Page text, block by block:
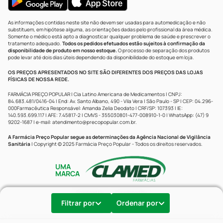
Filtrar por Ordenar por
As informações contidas neste site não devem ser usadas para automedicação e não
substituem, em hipótese alguma, as orientações dadas pelo profissional da área médica.
Somente o médico está apto a diagnosticar qualquer problema de saúde e prescrever o
tratamento adequado. Todos os pedidos efetuados estão sujeitos à confirmação da
disponibilidade de produto em nosso estoque.O processo de separação dos produtos
pode levar até dois dias úteis dependendo da disponibilidade do estoque em loja.
OS PREÇOS APRESENTADOS NO SITE SÃO DIFERENTES DOS PREÇOS DAS LOJAS
FÍSICAS DE NOSSA REDE.
FARMÁCIA PREÇO POPULAR | Cia Latino Americana de Medicamentos | CNPJ:
84.683.481/0416-04 | End: Av. Santo Albano, 490 - Vila Vera | São Paulo - SP | CEP: 04.296-
000Farmacêutica Responsável: Amanda Zelia Deodato | CRF/SP: 107393 | IE:
140.593.699.117 | AFE: 7.45817-2 | CMVS - 355030801-477-008910-1-0 | WhatsApp: (47) 9
9202-1687 | e-mail: atendimento@precopopular.com.br.
A Farmácia Preço Popular segue as determinações da Agência Nacional de Vigilância
Sanitária | Copyright © 2025 Farmácia Preço Popular - Todos os direitos reservados.
UMA
MARCA
Powered by Developed by